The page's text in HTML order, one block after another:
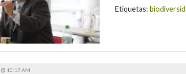
Etiquetas:
10:17 AM